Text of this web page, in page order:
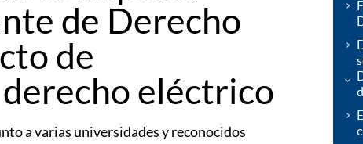
de Derecho
de
eléctrico
a varias universidades y reconocidos